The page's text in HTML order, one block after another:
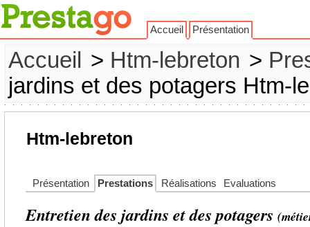
Accueil Présentation
Accueil > Htm-lebreton >
jardins et des potagers Htm-
Htm-lebreton
Présentation Prestations Réalisations Evaluations
Entretien des jardins et des potagers